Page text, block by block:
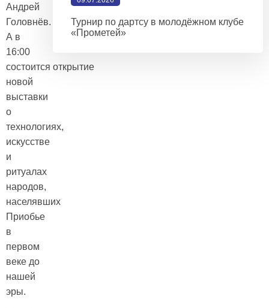
Андрей
Головнёв.
А в
16:00
состоится открытие
новой
выставки
о
технологиях,
искусстве
и
ритуалах
народов,
населявших
Приобье
в
первом
веке до
нашей
эры.
Турнир по дартсу в молодёжном клубе
«Прометей»